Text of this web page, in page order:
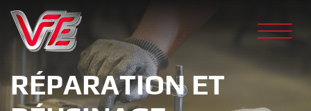
content
RÉPARATION ET